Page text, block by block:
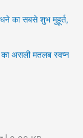
का सबसे शुभ मुहूर्त,
असली मतलब स्वप्न